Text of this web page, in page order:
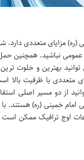
مزایای متعددی دارد.
نباشید. همچنین
بهترین و خلوت ترین
متعددی با ظرفیت بالا
دو مسیر اصلی استفاده
خمینی (ره) هستند.
اوج ترافیک ممکن است